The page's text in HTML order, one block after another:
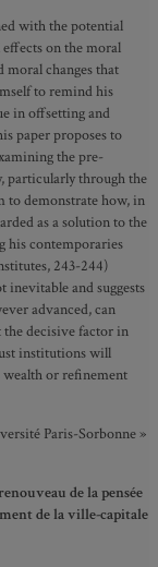
with the potential
on the moral
moral changes that
to remind his
in offsetting and
paper proposes to
the pre-
particularly through the
to demonstrate how, in
as a solution to the
his contemporaries
243-244)
inevitable and suggests
advanced, can
decisive factor in
institutions will
or refinement
Paris-Sorbonne »
de la pensée
de la ville-capitale